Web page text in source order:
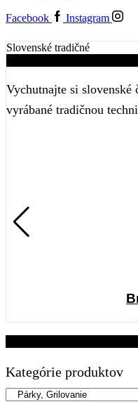
Facebook Instagram
Slovenské tradičné
Vychutnajte si slovenské
vyrábané tradičnou
Kategórie produktov